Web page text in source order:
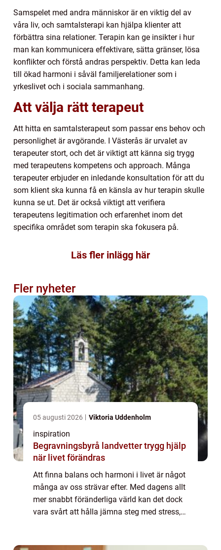
Samspelet med andra människor är en viktig del av
våra liv, och samtalsterapi kan hjälpa klienter att
förbättra sina relationer. Terapin kan ge insikter i hur
man kan kommunicera effektivare, sätta gränser, lösa
konflikter och förstå andras perspektiv. Detta kan leda
till ökad harmoni i såväl familjerelationer som i
yrkeslivet och i sociala sammanhang.
Att välja rätt terapeut
Att hitta en samtalsterapeut som passar ens behov och
personlighet är avgörande. I Västerås är urvalet av
terapeuter stort, och det är viktigt att känna sig trygg
med terapeutens kompetens och approach. Många
terapeuter erbjuder en inledande konsultation för att du
som klient ska kunna få en känsla av hur terapin skulle
kunna se ut. Det är också viktigt att verifiera
terapeutens legitimation och erfarenhet inom det
specifika området som terapin ska fokusera på.
Läs fler inlägg här
Fler nyheter
05 augusti 2026 Viktoria Uddenholm
inspiration
Begravningsbyrå landvetter trygg hjälp
när livet förändras
Att finna balans och harmoni i livet är något
många av oss strävar efter. Med dagens allt
mer snabbt föränderliga värld kan det dock
vara svårt att hålla jämna steg med stress,